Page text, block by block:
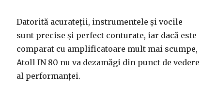
Datorită acurateții, instrumentele și vocile
sunt precise și perfect conturate, iar dacă este
comparat cu amplificatoare mult mai scumpe,
Atoll IN 80 nu va dezamăgi din punct de vedere
al performanței.